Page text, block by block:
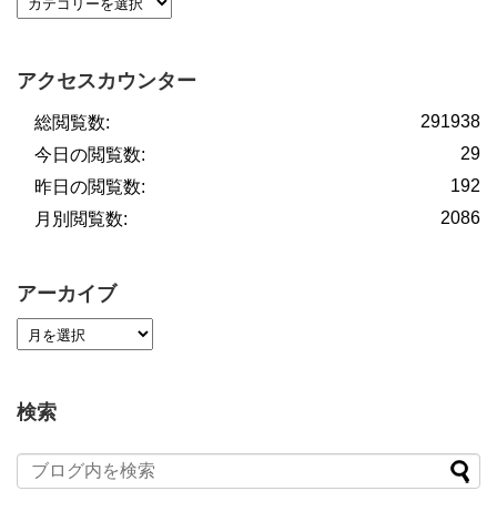
アクセスカウンター
291938
総閲覧数:
29
今日の閲覧数:
192
昨日の閲覧数:
2086
月別閲覧数:
アーカイブ
検索